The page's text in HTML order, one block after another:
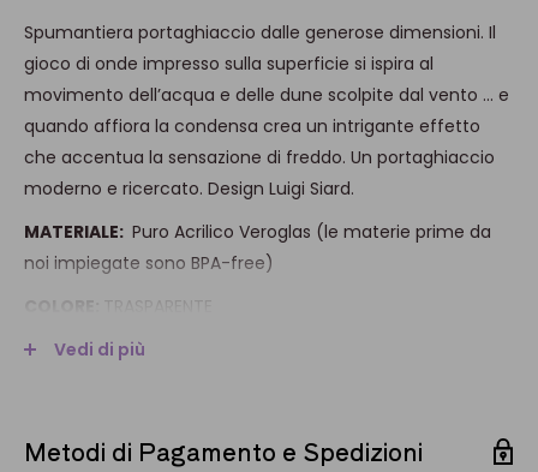
Spumantiera portaghiaccio dalle generose dimensioni. Il
gioco di onde impresso sulla superficie si ispira al
movimento dell’acqua e delle dune scolpite dal vento ... e
quando affiora la condensa crea un intrigante effetto
che accentua la sensazione di freddo. Un portaghiaccio
moderno e ricercato. Design Luigi Siard.
MATERIALE: Puro Acrilico Veroglas (le materie prime da
noi impiegate sono BPA-free)
CAPACITÀ: 6 bottiglie - 17 l.
Vedi di più
Metodi di Pagamento e Spedizioni